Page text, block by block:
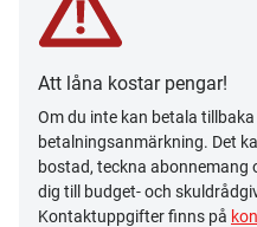
Att låna kostar pengar!
Om du inte kan betala
betalningsanmärkning. Det
bostad, teckna abonnemang
dig till budget- och
Kontaktuppgifter finns på